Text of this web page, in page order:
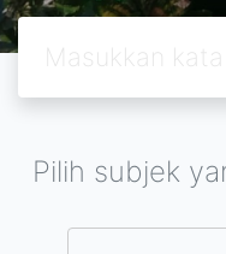
Pilih subjek